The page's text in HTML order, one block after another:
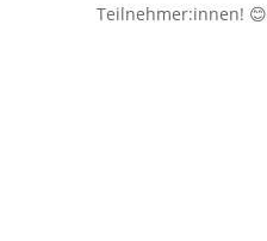
Teilnehmer:innen! 😊